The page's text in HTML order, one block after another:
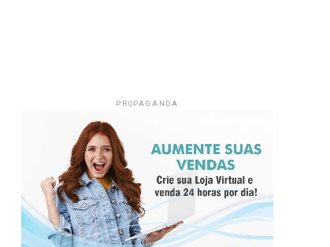
PROPAGANDA